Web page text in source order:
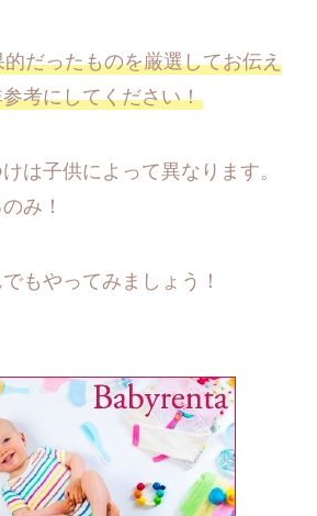
だったものを厳選してお伝え
考にしてください！
は子供によって異なります。
み！
もやってみましょう！